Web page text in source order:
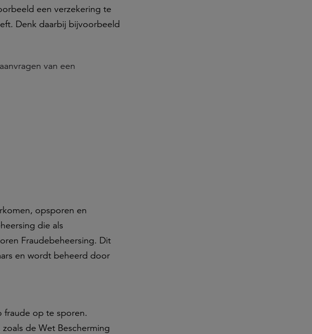
een verzekering te
Denk daarbij bijvoorbeeld
van een
opsporen en
die als
Fraudebeheersing. Dit
en wordt beheerd door
fraude op te sporen.
de Wet Bescherming